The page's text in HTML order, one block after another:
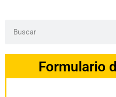
Formulario